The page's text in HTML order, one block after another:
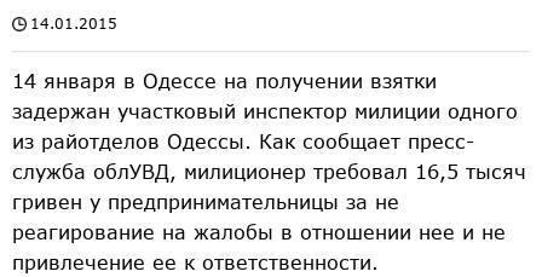
14.01.2015
14 января в Одессе на получении взятки
задержан участковый инспектор милиции одного
из райотделов Одессы. Как сообщает пресс-
служба облУВД, милиционер требовал 16,5 тысяч
гривен у предпринимательницы за не
реагирование на жалобы в отношении нее и не
привлечение ее к ответственности.